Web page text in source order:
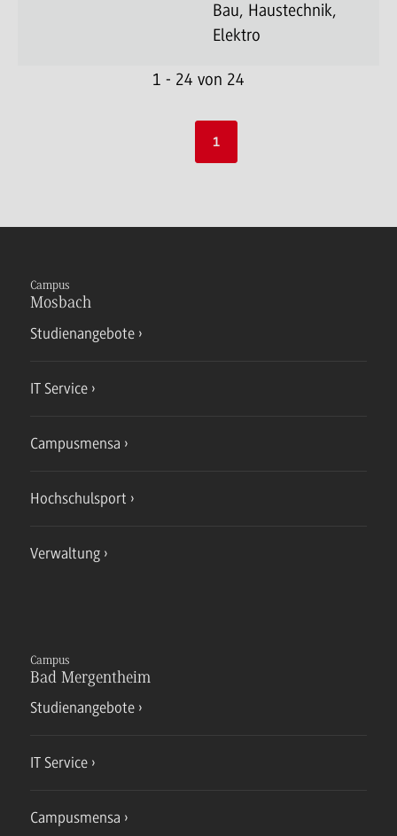
Bau, Haustechnik,
Elektro
1 - 24 von 24
1
Campus
Mosbach
Studienangebote
IT Service
Campusmensa
Hochschulsport
Verwaltung
Campus
Bad Mergentheim
Studienangebote
IT Service
Campusmensa